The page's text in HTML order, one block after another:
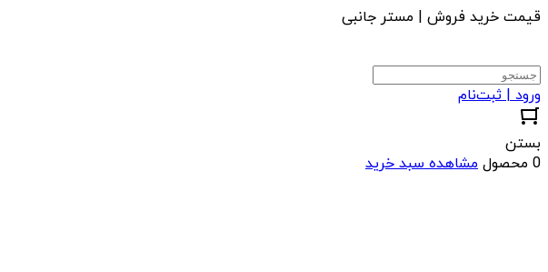
قیمت خرید فروش | مستر جانبی
ورود | ثبت‌نام
بستن
0 محصول
مشاهده سبد خرید